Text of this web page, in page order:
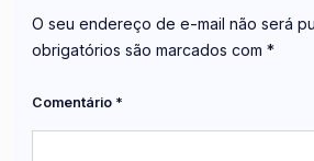
O seu endereço de e-mail não será
obrigatórios são marcados com *
Comentário *